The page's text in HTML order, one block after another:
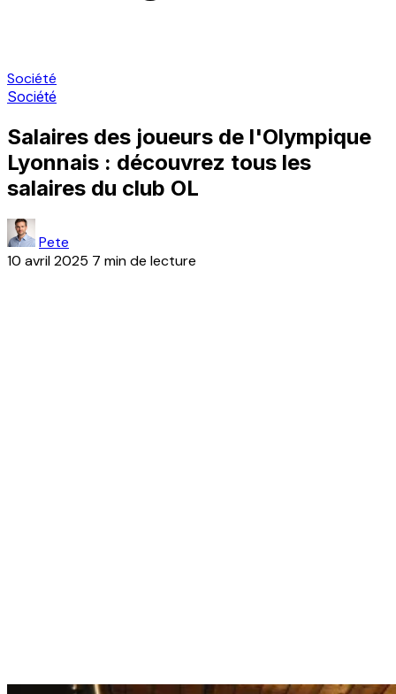
Société
Société
Salaires des joueurs de l'Olympique
Lyonnais : découvrez tous les
salaires du club OL
Pete
10 avril 2025 7 min de lecture